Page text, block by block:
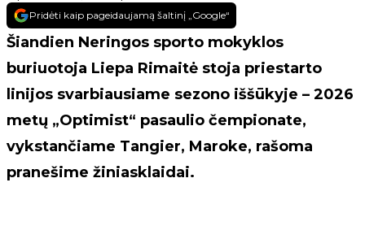
Pridėti kaip pageidaujamą šaltinį „Google“
Šiandien Neringos sporto mokyklos
buriuotoja Liepa Rimaitė stoja priestarto
linijos svarbiausiame sezono iššūkyje – 2026
metų „Optimist“ pasaulio čempionate,
vykstančiame Tangier, Maroke, rašoma
pranešime žiniasklaidai.